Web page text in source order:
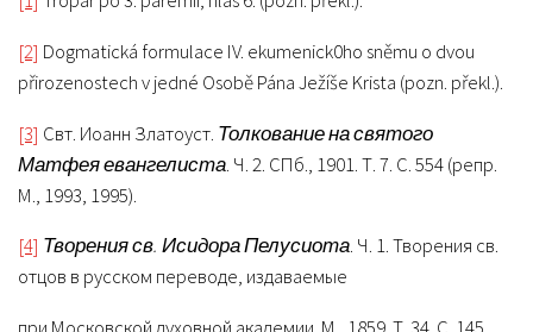
[2] Dogmatická formulace IV. ekumenick0ho sněmu o dvou
přirozenostech v jedné Osobě Pána Ježíše Krista (pozn. překl.).
[3] Свт. Иоанн Златоуст. Толкование на святого
Матфея евангелиста. Ч. 2. СПб., 1901. Т. 7. С. 554 (pепр.
М., 1993, 1995).
[4] Творения св. Исидора Пелусиота. Ч. 1. Творения св.
отцов в русском переводе, издаваемые